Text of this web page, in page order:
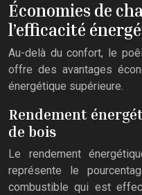
Économies de
l’efficacité
Au-delà du confort, le
offre des avantages
énergétique supérieure.
Rendement
de bois
Le rendement
représente le
combustible qui est